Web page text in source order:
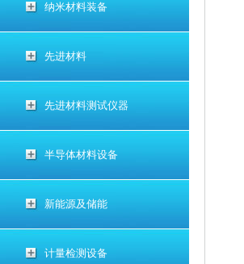
纳米材料装备
先进材料
先进材料测试仪器
半导体材料设备
新能源及储能
计量检测设备